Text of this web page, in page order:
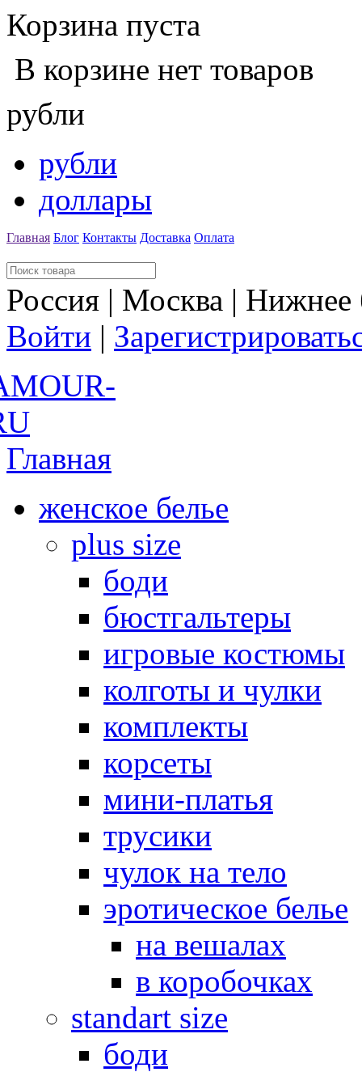
Корзина пуста
В корзине нет товаров
рубли
рубли
доллары
Главная Блог Контакты Доставка Оплата
Россия | Москва |
Войти |
Главная
женское белье
plus size
боди
бюстгальтеры
игровые костюмы
колготы и чулки
комплекты
корсеты
мини-платья
трусики
чулок на тело
эротическое белье
на вешалах
в коробочках
standart size
боди